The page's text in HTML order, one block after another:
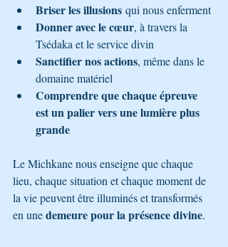
Briser les illusions qui nous enferment
Donner avec le cœur, à travers la
Tsédaka et le service divin
Sanctifier nos actions, même dans le
domaine matériel
Comprendre que chaque épreuve
est un palier vers une lumière plus
grande
Le Michkane nous enseigne que chaque
lieu, chaque situation et chaque moment de
la vie peuvent être illuminés et transformés
en une demeure pour la présence divine.